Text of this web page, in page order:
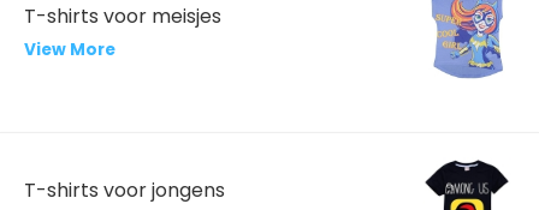
T-shirts voor meisjes
View More
T-shirts voor jongens